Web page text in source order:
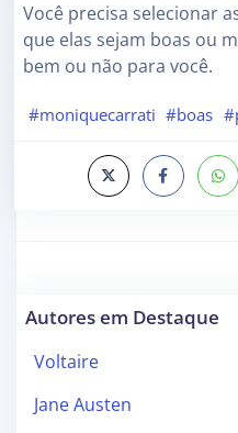
Você precisa selecionar
que elas sejam boas ou
bem ou não para você.
#moniquecarrati #boas
Autores em Destaque
Voltaire
Jane Austen